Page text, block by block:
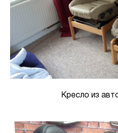
Кресло из